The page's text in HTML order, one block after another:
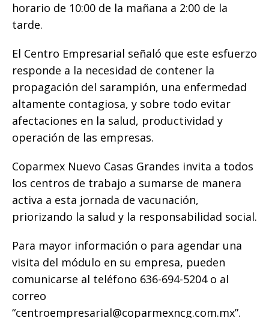
horario de 10:00 de la mañana a 2:00 de la
tarde.
El Centro Empresarial señaló que este esfuerzo
responde a la necesidad de contener la
propagación del sarampión, una enfermedad
altamente contagiosa, y sobre todo evitar
afectaciones en la salud, productividad y
operación de las empresas.
Coparmex Nuevo Casas Grandes invita a todos
los centros de trabajo a sumarse de manera
activa a esta jornada de vacunación,
priorizando la salud y la responsabilidad social.
Para mayor información o para agendar una
visita del módulo en su empresa, pueden
comunicarse al teléfono 636-694-5204 o al
correo
“centroempresarial@coparmexncg.com.mx”.